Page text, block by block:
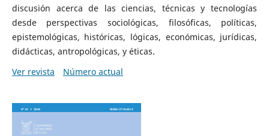
discusión acerca de las ciencias, técnicas y tecnologías
desde perspectivas sociológicas, filosóficas, políticas,
epistemológicas, históricas, lógicas, económicas, jurídicas,
didácticas, antropológicas, y éticas.
Ver revista
Número actual